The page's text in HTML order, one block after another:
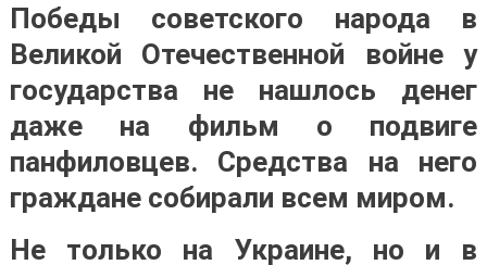
Победы советского народа в
Великой Отечественной войне у
государства не нашлось денег
даже на фильм о подвиге
панфиловцев. Средства на него
граждане собирали всем миром.
Не только на Украине, но и в